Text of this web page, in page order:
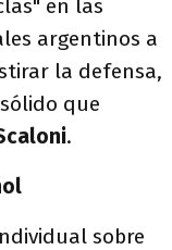
en las
argentinos a
la defensa,
que
.
sobre